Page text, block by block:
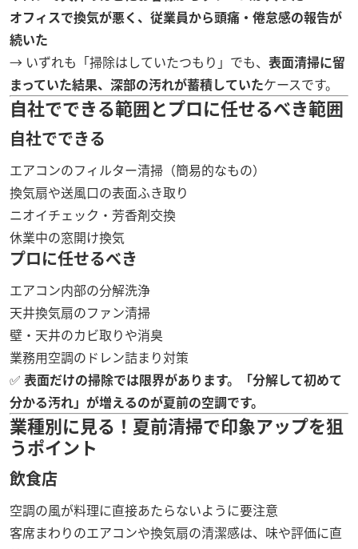
オフィスで換気が悪く、従業員から頭痛・倦怠感の報告が
続いた
→ いずれも「掃除はしていたつもり」でも、 表面清掃に留
まっていた結果、深部の汚れが蓄積していたケースです。
自社でできる範囲とプロに任せるべき範囲
自社でできる
エアコンのフィルター清掃（簡易的なもの）
換気扇や送風口の表面ふき取り
ニオイチェック・芳香剤交換
休業中の窓開け換気
プロに任せるべき
エアコン内部の分解洗浄
天井換気扇のファン清掃
壁・天井のカビ取りや消臭
業務用空調のドレン詰まり対策
✅ 表面だけの掃除では限界があります。「分解して初めて
分かる汚れ」が増えるのが夏前の空調です。
業種別に見る！夏前清掃で印象アップを狙
うポイント
飲食店
空調の風が料理に直接あたらないように要注意
客席まわりのエアコンや換気扇の清潔感は、味や評価に直